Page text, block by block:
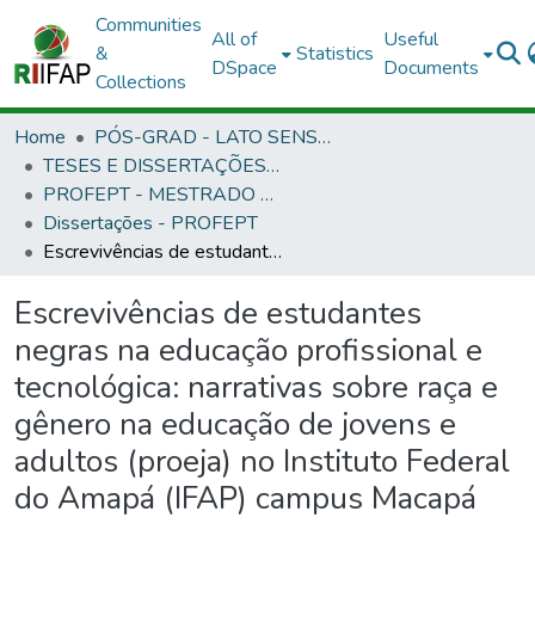
Communities
&
Collections
All of
DSpace
Statistics
Useful
Documents
Home
PÓS-GRAD - LATO SENSU E STRICTO SENSU
TESES E DISSERTAÇÕES DEFENDIDAS NO IFAP
PROFEPT - MESTRADO PROFISSIONAL EM EDUCAÇÃO PROFISSIONAL E TECNOLÓGICA
Dissertações - PROFEPT
Escrevivências de estudantes negras na educação profissional e tecnológica: narrativas sobre raça e gênero na educação de jovens e adultos (proeja) no Instituto Federal do Amapá (IFAP) campus Macapá
Escrevivências de estudantes
negras na educação profissional e
tecnológica: narrativas sobre raça e
gênero na educação de jovens e
adultos (proeja) no Instituto Federal
do Amapá (IFAP) campus Macapá